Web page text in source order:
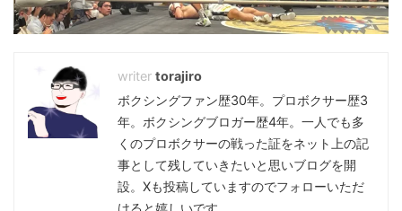
torajiro
ボクシングファン歴30年。プロボクサー歴3
年。ボクシングブロガー歴4年。一人でも多
くのプロボクサーの戦った証をネット上の記
事として残していきたいと思いブログを開
設。Xも投稿していますのでフォローいただ